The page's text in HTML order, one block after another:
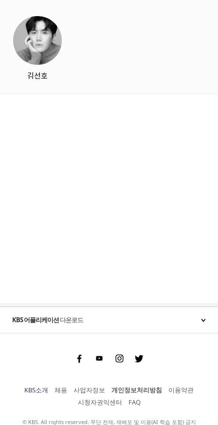
김선호
KBS 어플리케이션다운로드
FacebookYoutubeInstgram Twitter
KBS소개 채용 사업자정보 개인정보처리방침
이용약관
시청자권익센터
FAQ
© KBS. All rights reserved. 무단 전재, 재배포 및 이용(AI 학습 포함) 금지